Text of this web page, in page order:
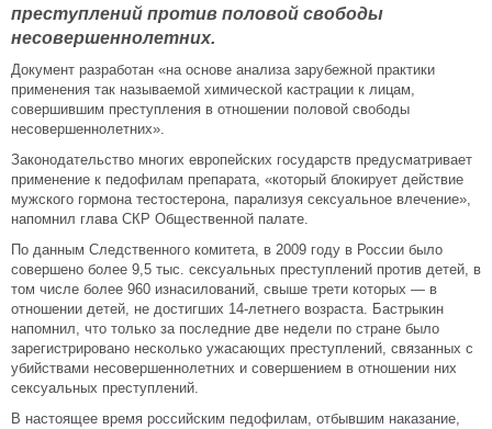
преступлений против половой свободы
несовершеннолетних.
Документ разработан «на основе анализа зарубежной практики
применения так называемой химической кастрации к лицам,
совершившим преступления в отношении половой свободы
несовершеннолетних».
Законодательство многих европейских государств предусматривает
применение к педофилам препарата, «который блокирует действие
мужского гормона тестостерона, парализуя сексуальное влечение»,
напомнил глава СКР Общественной палате.
По данным Следственного комитета, в 2009 году в России было
совершено более 9,5 тыс. сексуальных преступлений против детей, в
том числе более 960 изнасилований, свыше трети которых — в
отношении детей, не достигших 14-летнего возраста. Бастрыкин
напомнил, что только за последние две недели по стране было
зарегистрировано несколько ужасающих преступлений, связанных с
убийствами несовершеннолетних и совершением в отношении них
сексуальных преступлений.
В настоящее время российским педофилам, отбывшим наказание,